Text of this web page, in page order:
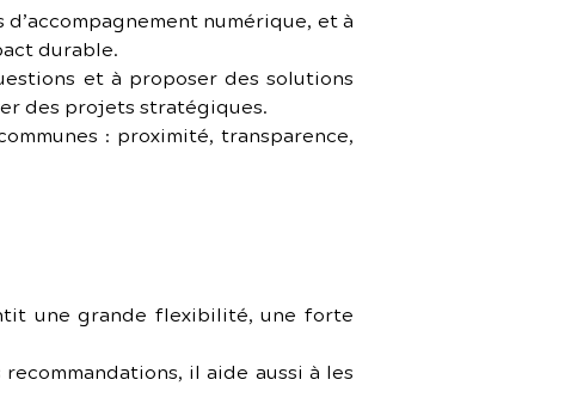
numérique, et à
durable.
et à proposer des solutions
des projets stratégiques.
: proximité, transparence,
une grande flexibilité, une forte
il aide aussi à les